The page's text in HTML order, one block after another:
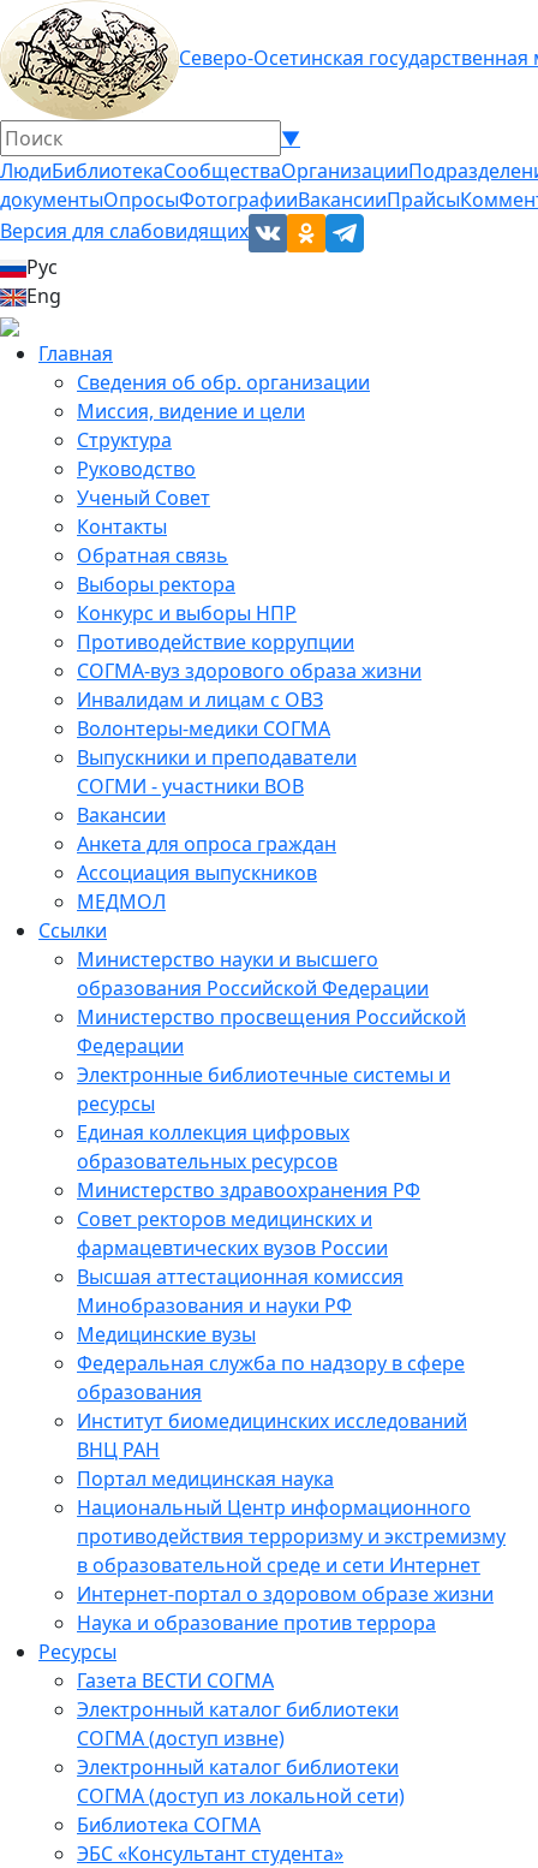
Северо-Осетинская
▼
ЛюдиБиблиотекаСообществаОрганизации
документыОпросыФотографииВакансииПрайсы
Версия для слабовидящих
Рус
Eng
Главная
Сведения об обр. организации
Миссия, видение и цели
Структура
Руководство
Ученый Совет
Контакты
Обратная связь
Выборы ректора
Конкурс и выборы НПР
Противодействие коррупции
СОГМА-вуз здорового образа жизни
Инвалидам и лицам с ОВЗ
Волонтеры-медики СОГМА
Выпускники и преподаватели
СОГМИ - участники ВОВ
Вакансии
Анкета для опроса граждан
Ассоциация выпускников
МЕДМОЛ
Ссылки
Министерство науки и высшего
образования Российской Федерации
Министерство просвещения Российской
Федерации
Электронные библиотечные системы и
ресурсы
Единая коллекция цифровых
образовательных ресурсов
Министерство здравоохранения РФ
Совет ректоров медицинских и
фармацевтических вузов России
Высшая аттестационная комиссия
Минобразования и науки РФ
Медицинские вузы
Федеральная служба по надзору в сфере
образования
Институт биомедицинских исследований
ВНЦ РАН
Портал медицинская наука
Национальный Центр информационного
противодействия терроризму и экстремизму
в образовательной среде и сети Интернет
Интернет-портал о здоровом образе жизни
Наука и образование против террора
Ресурсы
Газета ВЕСТИ СОГМА
Электронный каталог библиотеки
СОГМА (доступ извне)
Электронный каталог библиотеки
СОГМА (доступ из локальной сети)
Библиотека СОГМА
ЭБС «Консультант студента»